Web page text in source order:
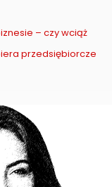
– czy wciąż
przedsiębiorcze